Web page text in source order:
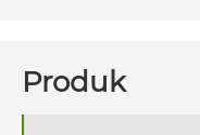
Produk